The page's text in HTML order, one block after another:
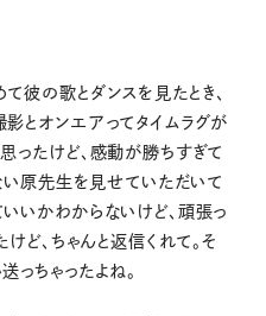
彼の歌とダンスを見たとき、
とオンエアってタイムラグが
ったけど、感動が勝ちすぎて
い原先生を見せていただいて
いかわからないけど、頑張っ
けど、ちゃんと返信くれて。そ
っちゃったよね。